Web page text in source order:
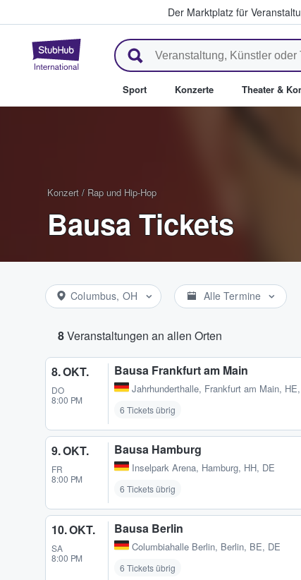
Der Marktplatz für
StubHub - Wo Fans Tickets
Sport Konzerte Theater &
Konzert / Rap und Hip-Hop
Bausa Tickets
Columbus, OH Alle Termine
8Veranstaltungen an allen Orten
8. OKT.
DO
8:00 PM
Bausa Frankfurt am Main
Jahrhunderthalle, Frankfurt am Main,
6 Tickets übrig
9. OKT.
FR
8:00 PM
Bausa Hamburg
Inselpark Arena, Hamburg, HH, DE
6 Tickets übrig
10. OKT.
SA
8:00 PM
Bausa Berlin
Columbiahalle Berlin, Berlin, BE, DE
6 Tickets übrig